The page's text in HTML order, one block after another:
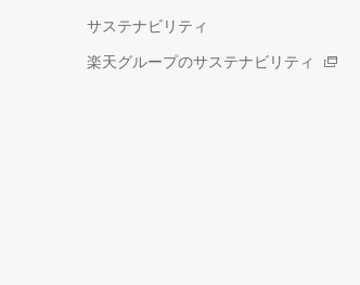
サステナビリティ
楽天グループのサステナビリティ